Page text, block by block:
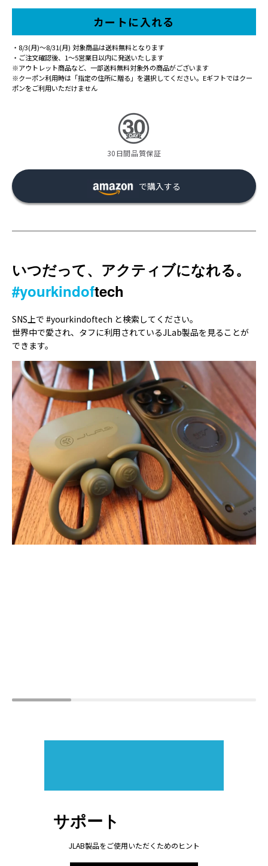
カートに入れる
・8/3(月)～8/31(月) 対象商品は送料無料となります
・ご注文確認後、1〜5営業日以内に発送いたします
※アウトレット商品など、一部送料無料対象外の商品がございます
※クーポン利用時は「指定の住所に贈る」を選択してください。Eギフトではクー
ポンをご利用いただけません
30日間品質保証
で購入する
いつだって、アクティブになれる。
#yourkindoftech
SNS上で #yourkindoftech と検索してください。
世界中で愛され、タフに利用されているJLab製品を見ることが
できます。
サポート
JLAB製品をご使用いただくためのヒント